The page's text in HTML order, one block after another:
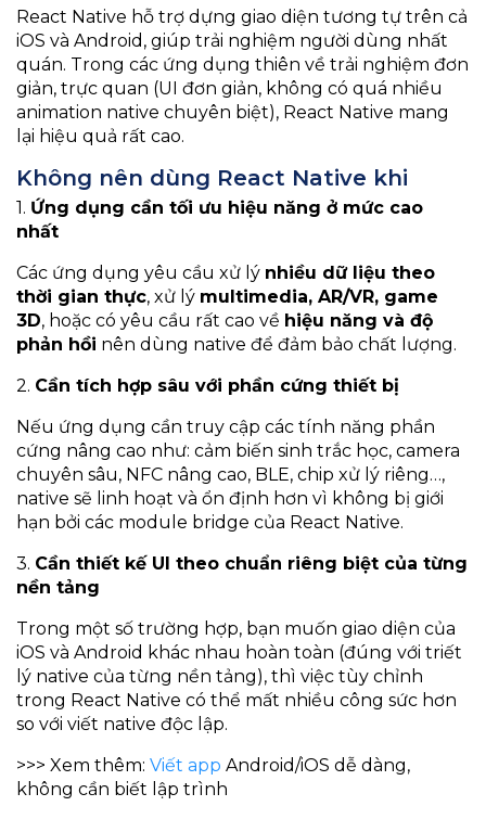
React Native hỗ trợ dựng giao diện tương tự trên cả
iOS và Android, giúp trải nghiệm người dùng nhất
quán. Trong các ứng dụng thiên về trải nghiệm đơn
giản, trực quan (UI đơn giản, không có quá nhiều
animation native chuyên biệt), React Native mang
lại hiệu quả rất cao.
Không nên dùng React Native khi
1. Ứng dụng cần tối ưu hiệu năng ở mức cao
nhất
Các ứng dụng yêu cầu xử lý nhiều dữ liệu theo
thời gian thực, xử lý multimedia, AR/VR, game
3D, hoặc có yêu cầu rất cao về hiệu năng và độ
phản hồi nên dùng native để đảm bảo chất lượng.
2. Cần tích hợp sâu với phần cứng thiết bị
Nếu ứng dụng cần truy cập các tính năng phần
cứng nâng cao như: cảm biến sinh trắc học, camera
chuyên sâu, NFC nâng cao, BLE, chip xử lý riêng…,
native sẽ linh hoạt và ổn định hơn vì không bị giới
hạn bởi các module bridge của React Native.
3. Cần thiết kế UI theo chuẩn riêng biệt của từng
nền tảng
Trong một số trường hợp, bạn muốn giao diện của
iOS và Android khác nhau hoàn toàn (đúng với triết
lý native của từng nền tảng), thì việc tùy chỉnh
trong React Native có thể mất nhiều công sức hơn
so với viết native độc lập.
>>> Xem thêm: Viết app Android/iOS dễ dàng,
không cần biết lập trình